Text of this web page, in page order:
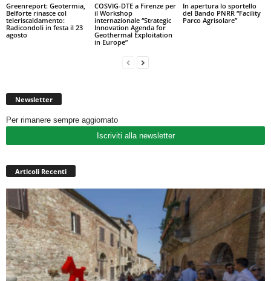
Greenreport: Geotermia,
Belforte rinasce col
teleriscaldamento:
Radicondoli in festa il 23
agosto
COSVIG-DTE a Firenze per
il Workshop
internazionale “Strategic
Innovation Agenda for
Geothermal Exploitation
in Europe”
In apertura lo sportello
del Bando PNRR “Facility
Parco Agrisolare”
Newsletter
Per rimanere sempre aggiornato
Iscriviti alla newsletter
Articoli Recenti